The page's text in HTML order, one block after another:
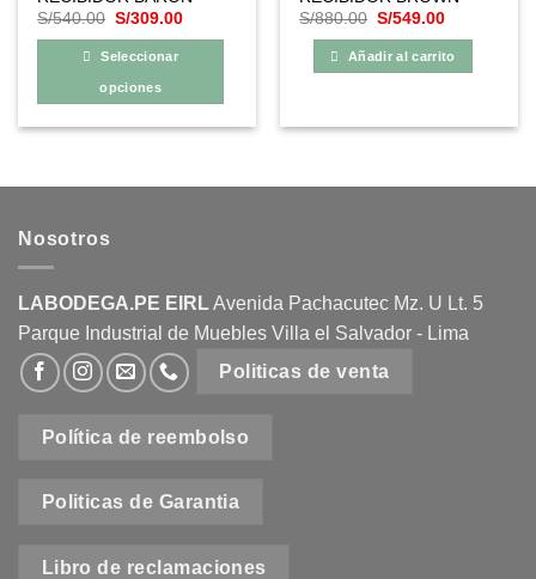
S/540.00 El
original
era:
S/540.00.
S/309.00El
Seleccionar
opciones
múltiples
Las
opciones
elegir
en
la
de
S/880.00 El
original
era:
S/549.00El
actual
es:
Añadir al carrito
Nosotros
LABODEGA.PE EIRLAvenida Pachacutec Mz. U Lt. 5
Parque Industrial de Muebles Villa el Salvador - Lima
Politicas de venta
Política de reembolso
Politicas de Garantia
Libro de reclamaciones